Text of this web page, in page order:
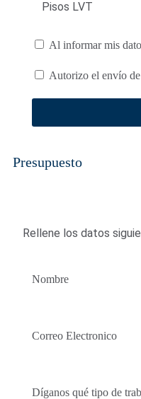
Al informar mis
Autorizo ​​el envío
Presupuesto
Rellene los datos
Nombre
Correo Electronico
Díganos qué tipo de